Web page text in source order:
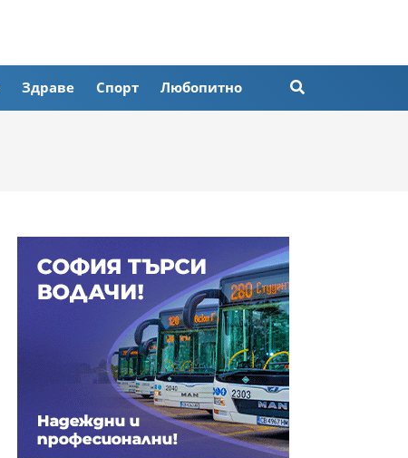
Здраве Спорт Любопитно